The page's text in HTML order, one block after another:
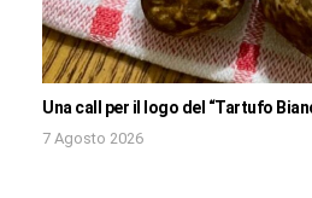
Una call per il logo del “Tartufo
7 Agosto 2026